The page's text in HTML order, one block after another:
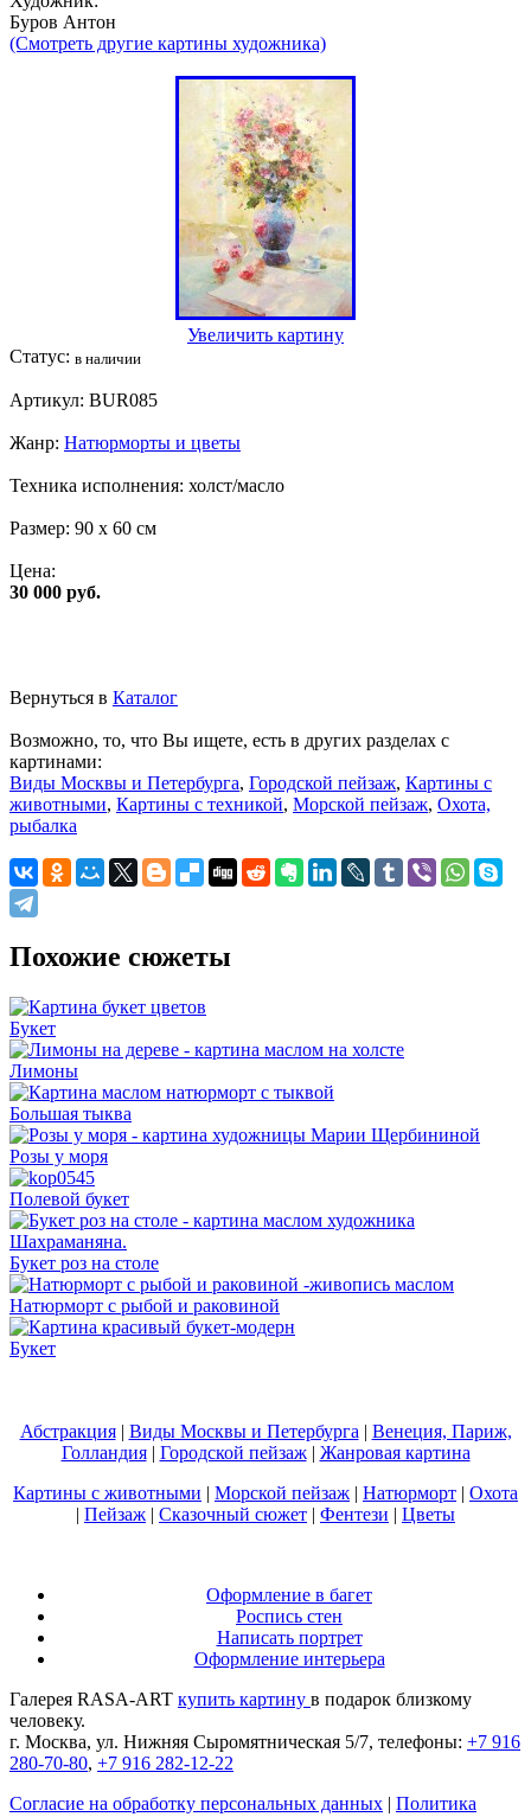
Буров Антон
(Смотреть другие картины художника)
Увеличить картину
Статус: в наличии
Артикул: BUR085
Жанр: Натюрморты и цветы
Техника исполнения: холст/масло
Размер: 90 x 60 см
Цена:
30 000 руб.
Вернуться в Каталог
Возможно, то, что Вы ищете, есть в других разделах с
картинами:
Виды Москвы и Петербурга, Городской пейзаж, Картины с
животными, Картины с техникой, Морской пейзаж, Охота,
рыбалка
Похожие сюжеты
Букет
Лимоны
Большая тыква
Розы у моря
Полевой букет
Букет роз на столе
Натюрморт с рыбой и раковиной
Букет
Абстракция| Виды Москвы и Петербурга | Венеция, Париж,
Голландия| Городской пейзаж| Жанровая картина
Картины с животными | Морской пейзаж | Натюрморт | Охота
| Пейзаж | Сказочный сюжет | Фентези | Цветы
Оформление в багет
Роспись стен
Написать портрет
Оформление интерьера
Галерея RASA-ART купить картину в подарок близкому
человеку.
г. Москва, ул. Нижняя Сыромятническая 5/7, телефоны: +7 916
280-70-80, +7 916 282-12-22
Согласие на обработку персональных данных | Политика